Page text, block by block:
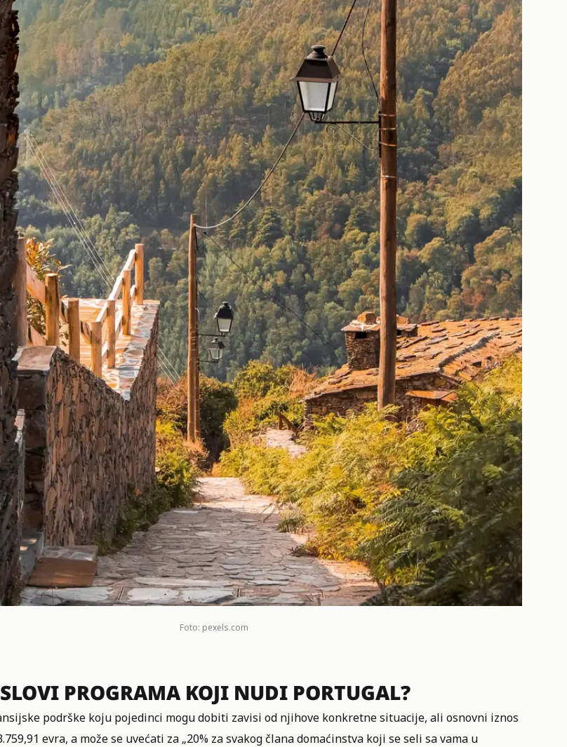
Foto: pexels.com
PROGRAMA KOJI NUDI PORTUGAL?
podrške koju pojedinci mogu dobiti zavisi od njihove konkretne situacije, ali osnovni iznos
evra, a može se uvećati za „20% za svakog člana domaćinstva koji se seli sa vama u